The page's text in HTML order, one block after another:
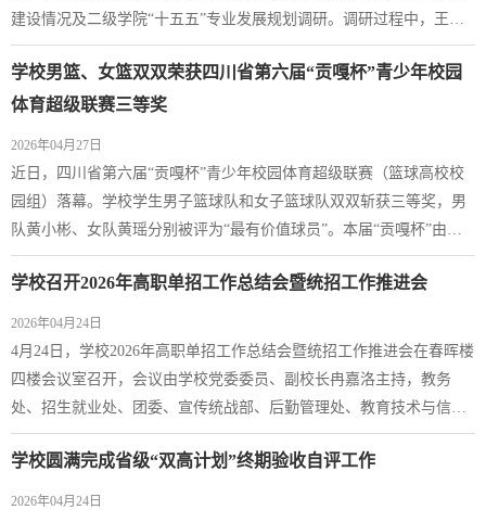
建设情况及二级学院“十五五”专业发展规划调研。调研过程中，王义
全一行全面查看了各考察点位建设情况，并从优化考察路线、展示办
学特色、突出汇报亮点等方面提出了针对性的改进意见。在座谈交流
环节，王义全一行认真听取了二级学院对“十四五”发展基本情况、
学校男篮、女篮双双荣获四川省第六届“贡嘎杯”青少年校园
体育超级联赛三等奖
2026年04月27日
近日，四川省第六届“贡嘎杯”青少年校园体育超级联赛（篮球高校校
园组）落幕。学校学生男子篮球队和女子篮球队双双斩获三等奖，男
队黄小彬、女队黄瑶分别被评为“最有价值球员”。本届“贡嘎杯”由四
川省教育厅、四川省体育局、共青团四川省委联合主办，是全省规模
最大、覆盖面最广、水平最高的校园品牌赛事之一。我校男篮、女篮
队员在赛场上团结拼搏、奋勇争先，凭借扎实的技术功底和默契的团
队配合，在激烈角逐中脱颖而出，...
学校召开2026年高职单招工作总结会暨统招工作推进会
2026年04月24日
4月24日，学校2026年高职单招工作总结会暨统招工作推进会在春晖楼
四楼会议室召开，会议由学校党委委员、副校长冉嘉洛主持，教务
处、招生就业处、团委、宣传统战部、后勤管理处、教育技术与信息
中心等相关职能部门负责人及各二级学院院长参加会议。会上，招生
就业处系统梳理了2026年高职单招工作总体情况，深入分析当前形
势，并就统招阶段重点任务作出安排。教务处、宣传统战部、后勤管
学校圆满完成省级“双高计划”终期验收自评工作
2026年04月24日